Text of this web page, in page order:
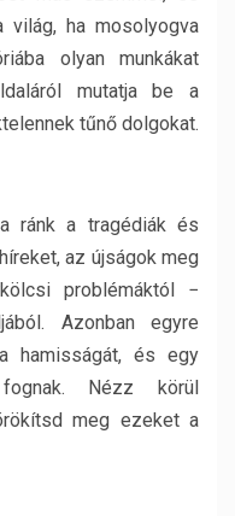
ha mosolyogva
olyan munkákat
mutatja be a
tűnő dolgokat.
ránk a tragédiák és
az újságok meg
problémáktól −
Azonban egyre
hamisságát, és egy
Nézz körül
meg ezeket a